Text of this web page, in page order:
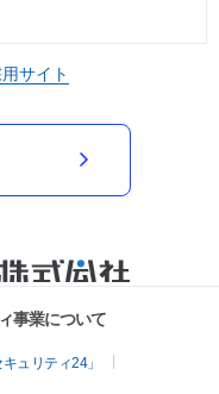
サイト
事業について
ュリティ24」